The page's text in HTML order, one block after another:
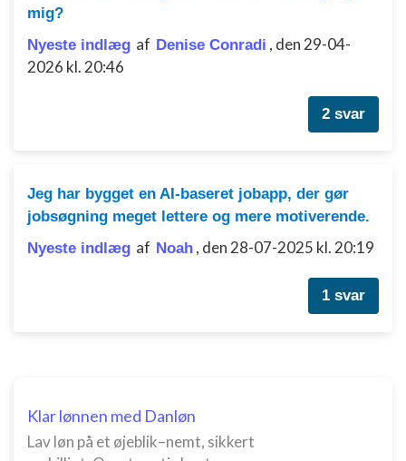
mig?
Nyeste indlæg af Denise Conradi , den 29-04-
2026 kl. 20:46
2 svar
Jeg har bygget en AI-baseret jobapp, der gør
jobsøgning meget lettere og mere motiverende.
Nyeste indlæg af Noah , den 28-07-2025 kl. 20:19
1 svar
Klar lønnen med Danløn
Lav løn på et øjeblik–nemt, sikkert
Udvikle og forbedre tjenester
Bruge begrænsede oplysninger til at vælge
indhold
anmodede oplysninger
Ikke-IAB-behandlingsformål:
Nødvendig